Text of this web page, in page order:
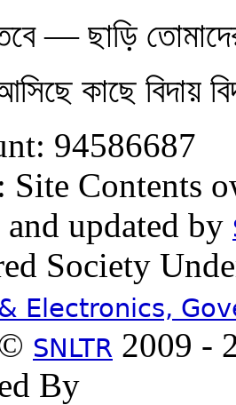
— ছাড়ি
কাছে বিদায়
94586687
Contents
updated by
Society
Electronics,
SNLTR 2009 -
By